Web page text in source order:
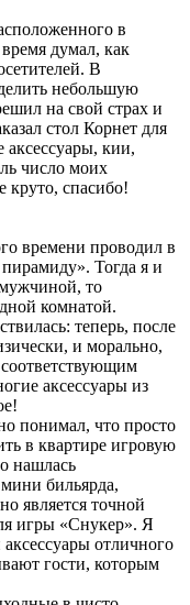
в
думал, как
В
небольшую
на свой страх и
стол Корнет для
кии,
число моих
круто, спасибо!
времени проводил в
Тогда я и
то
комнатой.
теперь, после
и морально,
аксессуары из
понимал, что просто
в квартире игровую
нашлась
мини бильярда,
является точной
игры «Снукер». Я
отличного
гости, которым